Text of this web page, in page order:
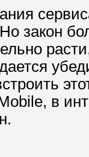
закон
в